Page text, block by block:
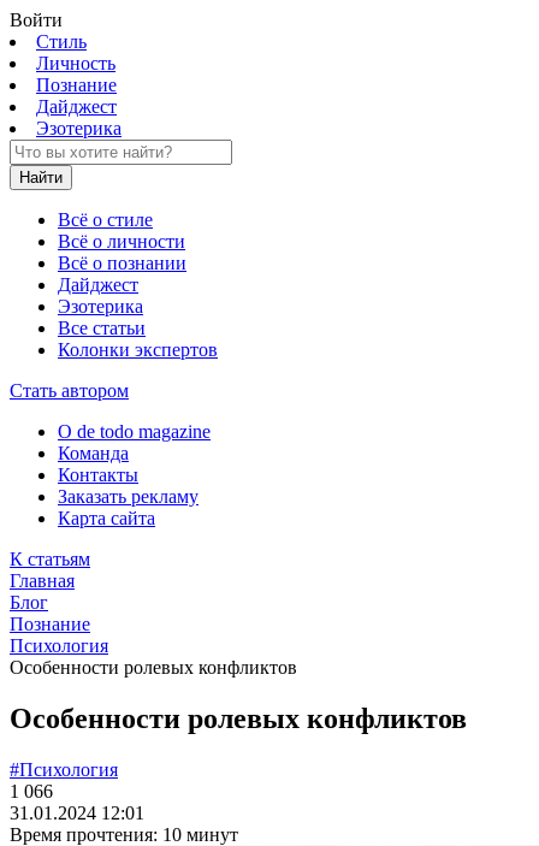
Войти
Стиль
Личность
Познание
Дайджест
Эзотерика
Найти
Всё о стиле
Всё о личности
Всё о познании
Дайджест
Эзотерика
Все статьи
Колонки экспертов
Стать автором
О de todo magazine
Команда
Контакты
Заказать рекламу
Карта сайта
К статьям
Главная
Блог
Познание
Психология
Особенности ролевых конфликтов
Особенности ролевых конфликтов
#Психология
1 066
31.01.2024 12:01
Время прочтения: 10 минут